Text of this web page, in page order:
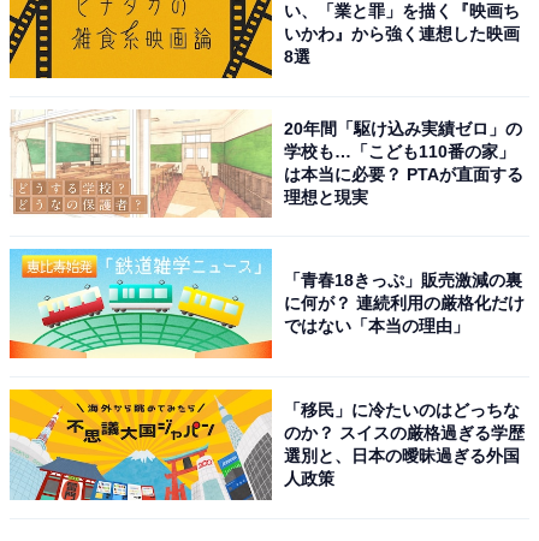
第20話は「望みの先に」。為時が淡路守に任命され、ま
ひろの弟・惟規（高杉真宙）と乳母・いと（信川清順）
は大喜び。しかしまひろは、宋の言葉を理解する父は、
宋人が70余名やって来たとうわさの越前守のほうが適任
だと考え……。一方内裏では花山院に矢を放った伊周・
隆家兄弟に一条天皇から厳しい処分が下され、定子も内
いく中、まひろと道長はそれぞれの道をどう歩み進んで
いくのか注目です。
い、「業と罪」を描く『映画ち
いかわ』から強く連想した映画
8選
20年間「駆け込み実績ゼロ」の
学校も…「こども110番の家」
は本当に必要？ PTAが直面する
理想と現実
「青春18きっぷ」販売激減の裏
に何が？ 連続利用の厳格化だけ
ではない「本当の理由」
「移民」に冷たいのはどっちな
のか？ スイスの厳格過ぎる学歴
選別と、日本の曖昧過ぎる外国
人政策